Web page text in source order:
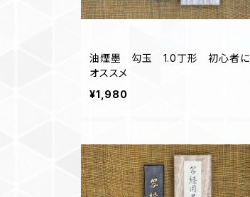
油煙墨 勾玉 1.0丁形 初心者に
オススメ
¥1,980